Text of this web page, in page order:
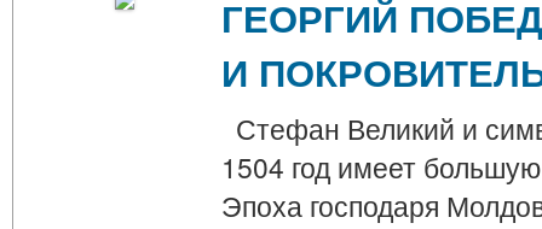
ГЕОРГИЙ
И
Стефан Великий и
1504 год имеет
Эпоха господаря